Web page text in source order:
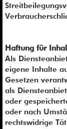
Haftung für
Als
eigene Inhalte
Gesetzen
als
oder
oder nach
rechtswidrige